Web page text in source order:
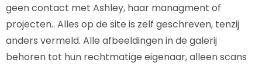
geen contact met Ashley, haar managment of
projecten.. Alles op de site is zelf geschreven, tenzij
anders vermeld. Alle afbeeldingen in de galerij
behoren tot hun rechtmatige eigenaar, alleen scans